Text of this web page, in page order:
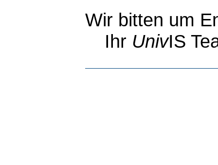
Wir bitten um
Ihr UnivIS